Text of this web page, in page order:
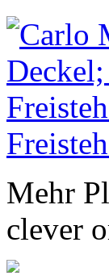
Mehr
clever